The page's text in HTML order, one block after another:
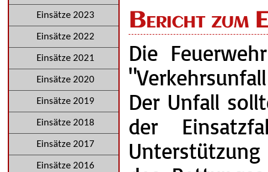
Bericht zum
Die
Der Unfall
der
Unterstützung
Einsätze 2023
Einsätze 2022
Einsätze 2021
Einsätze 2020
Einsätze 2019
Einsätze 2018
Einsätze 2017
Einsätze 2016